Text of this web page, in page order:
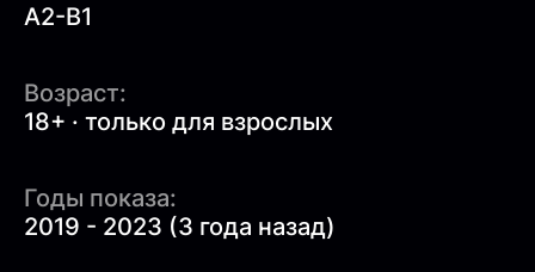
A2-B1
Возраст:
18+ · только для взрослых
Годы показа:
2019 - 2023 (3 года назад)